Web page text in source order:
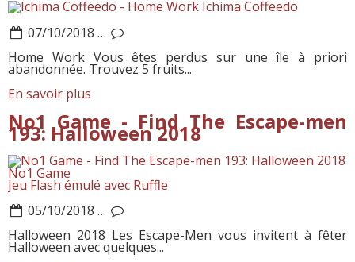
Ichima Coffeedo
07/10/2018 …
Home Work Vous êtes perdus sur une île à priori
abandonnée. Trouvez 5 fruits...
En savoir plus
No1 Game - Find The Escape-men
193: Halloween 2018
No1 Game
Jeu Flash émulé avec Ruffle
05/10/2018 …
Halloween 2018 Les Escape-Men vous invitent à fêter
Halloween avec quelques...